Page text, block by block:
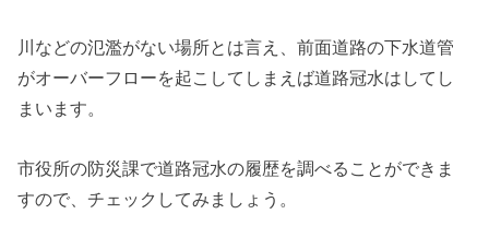
川などの氾濫がない場所とは言え、前面道路の下水道管
がオーバーフローを起こしてしまえば道路冠水はしてし
まいます。
市役所の防災課で道路冠水の履歴を調べることができま
すので、チェックしてみましょう。